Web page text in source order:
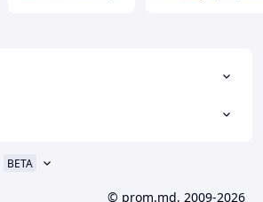
BETA
© prom.md, 2009-2026